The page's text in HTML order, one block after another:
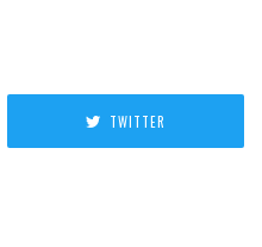
TWITTER